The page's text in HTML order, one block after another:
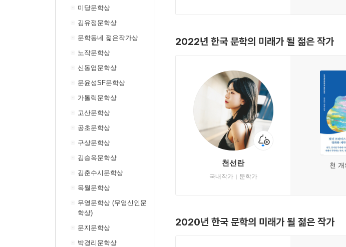
미당문학상
김유정문학상
문학동네 젊은작가상
노작문학상
신동엽문학상
문윤성SF문학상
가톨릭문학상
고산문학상
공초문학상
구상문학상
김승옥문학상
김춘수시문학상
목월문학상
무영문학상 (무영신인문
학상)
문지문학상
박경리문학상
2022년 한국 문학의 미래가 될 젊은 작가
천선란
국내작가 문학가
천
2020년 한국 문학의 미래가 될 젊은 작가